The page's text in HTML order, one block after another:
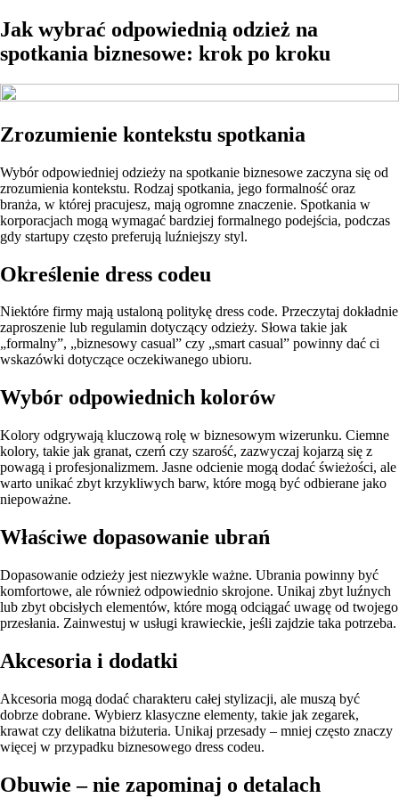
Jak wybrać odpowiednią odzież na
spotkania biznesowe: krok po kroku
Zrozumienie kontekstu spotkania
Wybór odpowiedniej odzieży na spotkanie biznesowe zaczyna się od
zrozumienia kontekstu. Rodzaj spotkania, jego formalność oraz
branża, w której pracujesz, mają ogromne znaczenie. Spotkania w
korporacjach mogą wymagać bardziej formalnego podejścia, podczas
gdy startupy często preferują luźniejszy styl.
Określenie dress codeu
Niektóre firmy mają ustaloną politykę dress code. Przeczytaj dokładnie
zaproszenie lub regulamin dotyczący odzieży. Słowa takie jak
„formalny”, „biznesowy casual” czy „smart casual” powinny dać ci
wskazówki dotyczące oczekiwanego ubioru.
Wybór odpowiednich kolorów
Kolory odgrywają kluczową rolę w biznesowym wizerunku. Ciemne
kolory, takie jak granat, czerń czy szarość, zazwyczaj kojarzą się z
powagą i profesjonalizmem. Jasne odcienie mogą dodać świeżości, ale
warto unikać zbyt krzykliwych barw, które mogą być odbierane jako
niepoważne.
Właściwe dopasowanie ubrań
Dopasowanie odzieży jest niezwykle ważne. Ubrania powinny być
komfortowe, ale również odpowiednio skrojone. Unikaj zbyt luźnych
lub zbyt obcisłych elementów, które mogą odciągać uwagę od twojego
przesłania. Zainwestuj w usługi krawieckie, jeśli zajdzie taka potrzeba.
Akcesoria i dodatki
Akcesoria mogą dodać charakteru całej stylizacji, ale muszą być
dobrze dobrane. Wybierz klasyczne elementy, takie jak zegarek,
krawat czy delikatna biżuteria. Unikaj przesady – mniej często znaczy
więcej w przypadku biznesowego dress codeu.
Obuwie – nie zapominaj o detalach